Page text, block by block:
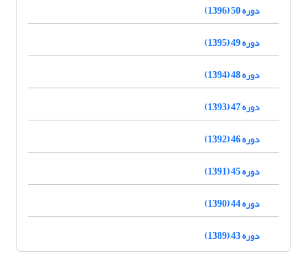
دوره 50 (1396)
دوره 49 (1395)
دوره 48 (1394)
دوره 47 (1393)
دوره 46 (1392)
دوره 45 (1391)
دوره 44 (1390)
دوره 43 (1389)